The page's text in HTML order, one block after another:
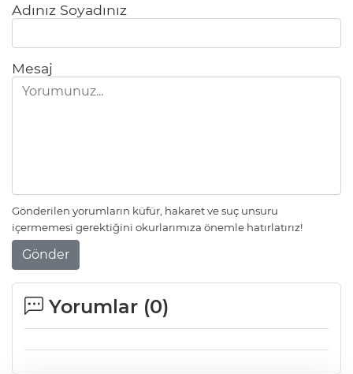
Adınız Soyadınız
Mesaj
Gönderilen yorumların küfür, hakaret ve suç unsuru
içermemesi gerektiğini okurlarımıza önemle hatırlatırız!
Gönder
Yorumlar (0)